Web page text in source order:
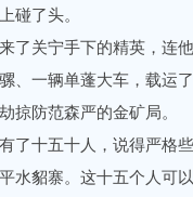
碰了头。
关宁手下的精英，连他
、一辆单蓬大车，载运
掠防范森严的金矿局。
十五十人，说得严格些
水貂寨。这十五个人可